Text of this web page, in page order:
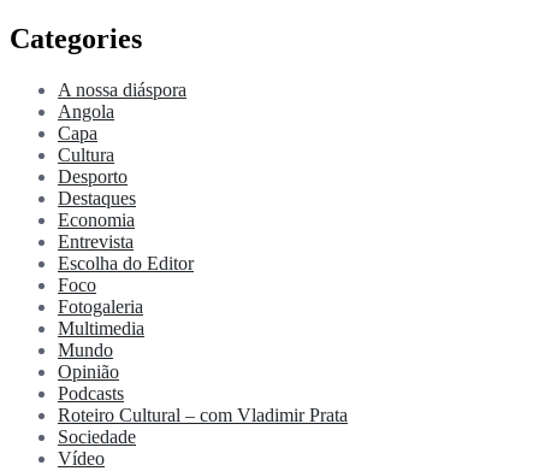
Categories
A nossa diáspora
Angola
Capa
Cultura
Desporto
Destaques
Economia
Entrevista
Escolha do Editor
Foco
Fotogaleria
Multimedia
Mundo
Opinião
Podcasts
Roteiro Cultural – com Vladimir Prata
Sociedade
Vídeo